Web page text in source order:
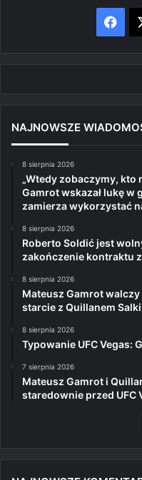
NAJNOWSZE
8 sierpnia 2026
„Wtedy zobaczymy, kto
Gamrot wskazał lukę w
zamierza wykorzystać
8 sierpnia 2026
Roberto Soldić jest
zakończenie kontraktu
8 sierpnia 2026
Mateusz Gamrot walczy
starcie z Quillanem
8 sierpnia 2026
Typowanie UFC Vegas:
7 sierpnia 2026
Mateusz Gamrot i
staredownie przed UFC